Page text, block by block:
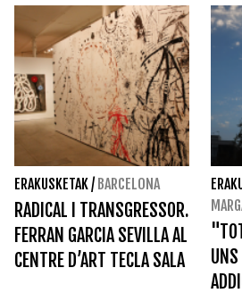
ERAKUSKETAK/ BARCELONA
RADICAL I TRANSGRESSOR.
FERRAN GARCIA SEVILLA AL
CENTRE D’ART TECLA SALA
UNS